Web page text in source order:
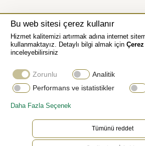
Bu web sitesi çerez kullanır
Hizmet kalitemizi artırmak adına internet
kullanmaktayız. Detaylı bilgi almak için
inceleyebilirsiniz
Zorunlu
Analitik
Performans ve istatistikler
Daha Fazla Seçenek
Tümünü reddet